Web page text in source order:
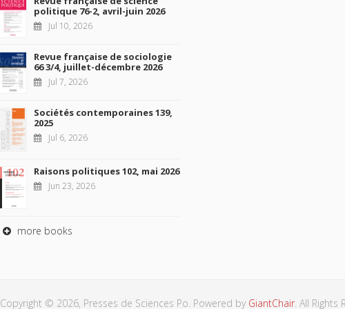
politique 76-2, avril-juin 2026
Jul 10, 2026
Revue française de sociologie
66 3/4, juillet-décembre 2026
Jul 7, 2026
Sociétés contemporaines 139,
2025
Jul 6, 2026
Raisons politiques 102, mai 2026
Jun 23, 2026
more books
Copyright © 2026, Presses de Sciences Po. Powered by GiantChair. All Rights